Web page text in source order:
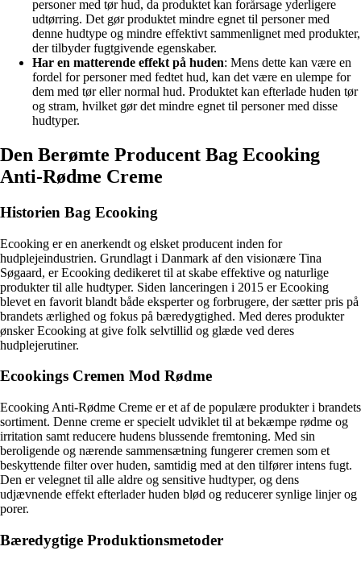
personer med tør hud, da produktet kan forårsage yderligere
udtørring. Det gør produktet mindre egnet til personer med
denne hudtype og mindre effektivt sammenlignet med produkter,
der tilbyder fugtgivende egenskaber.
Har en matterende effekt på huden: Mens dette kan være en
fordel for personer med fedtet hud, kan det være en ulempe for
dem med tør eller normal hud. Produktet kan efterlade huden tør
og stram, hvilket gør det mindre egnet til personer med disse
hudtyper.
Den Berømte Producent Bag Ecooking
Anti-Rødme Creme
Historien Bag Ecooking
Ecooking er en anerkendt og elsket producent inden for
hudplejeindustrien. Grundlagt i Danmark af den visionære Tina
Søgaard, er Ecooking dedikeret til at skabe effektive og naturlige
produkter til alle hudtyper. Siden lanceringen i 2015 er Ecooking
blevet en favorit blandt både eksperter og forbrugere, der sætter pris på
brandets ærlighed og fokus på bæredygtighed. Med deres produkter
ønsker Ecooking at give folk selvtillid og glæde ved deres
hudplejerutiner.
Ecookings Cremen Mod Rødme
Ecooking Anti-Rødme Creme er et af de populære produkter i brandets
sortiment. Denne creme er specielt udviklet til at bekæmpe rødme og
irritation samt reducere hudens blussende fremtoning. Med sin
beroligende og nærende sammensætning fungerer cremen som et
beskyttende filter over huden, samtidig med at den tilfører intens fugt.
Den er velegnet til alle aldre og sensitive hudtyper, og dens
udjævnende effekt efterlader huden blød og reducerer synlige linjer og
porer.
Bæredygtige Produktionsmetoder